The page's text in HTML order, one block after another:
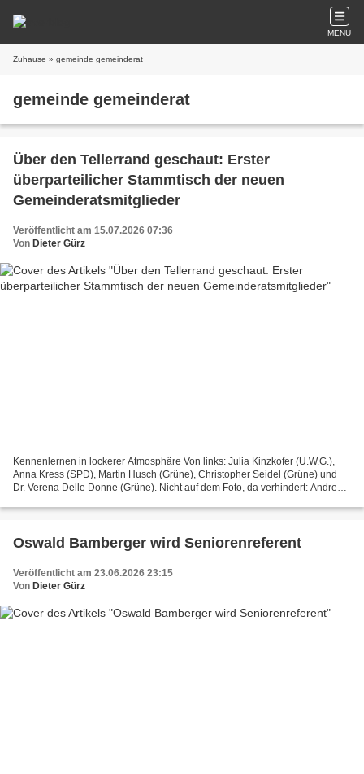
MENU
Zuhause » gemeinde gemeinderat
gemeinde gemeinderat
Über den Tellerrand geschaut: Erster
überparteilicher Stammtisch der neuen
Gemeinderatsmitglieder
Veröffentlicht am 15.07.2026 07:36
Von Dieter Gürz
Kennenlernen in lockerer Atmosphäre Von links: Julia Kinzkofer (U.W.G.),
Anna Kress (SPD), Martin Husch (Grüne), Christopher Seidel (Grüne) und
Dr. Verena Delle Donne (Grüne). Nicht auf dem Foto, da verhindert: Andreas
Oswald Bamberger wird Seniorenreferent
Veröffentlicht am 23.06.2026 23:15
Von Dieter Gürz